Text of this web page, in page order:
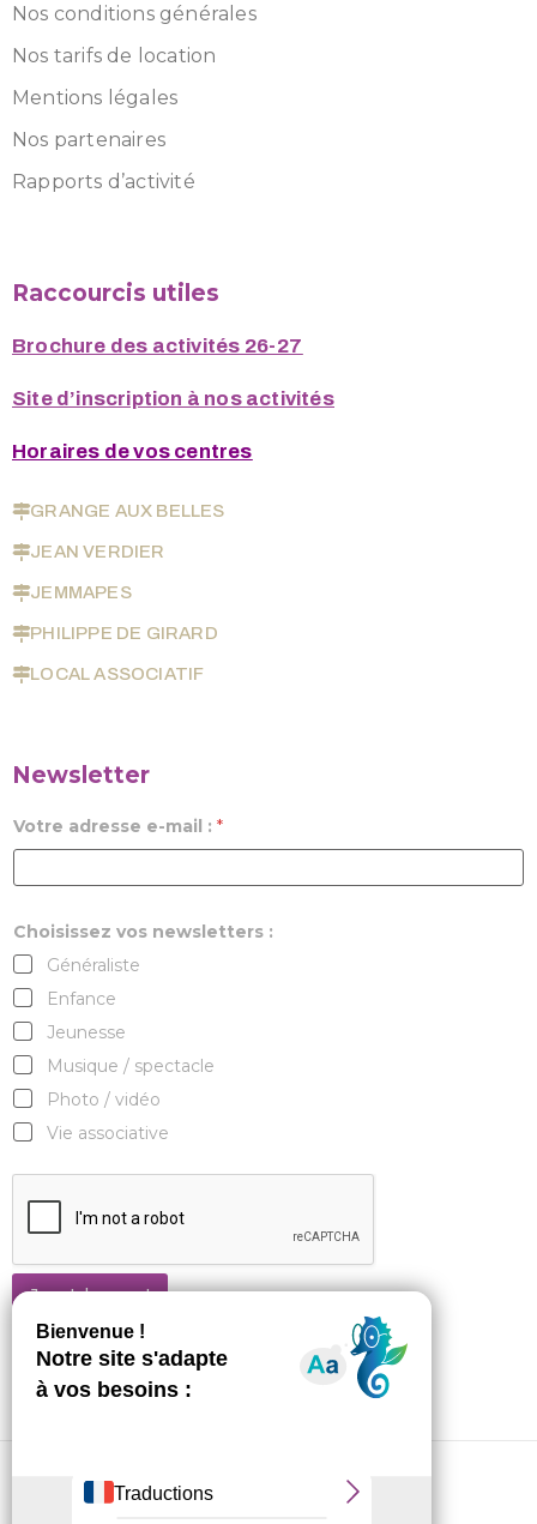
Nos conditions générales
Nos tarifs de location
Mentions légales
Nos partenaires
Rapports d’activité
Raccourcis utiles
Brochure des activités 26-27
Site d’inscription à nos activités
Horaires de vos centres
GRANGE AUX BELLES
JEAN VERDIER
JEMMAPES
PHILIPPE DE GIRARD
LOCAL ASSOCIATIF
Newsletter
Votre adresse e-mail : *
Choisissez vos newsletters :
Généraliste
Enfance
Jeunesse
Musique / spectacle
Photo / vidéo
Vie associative
Je m'abonne !